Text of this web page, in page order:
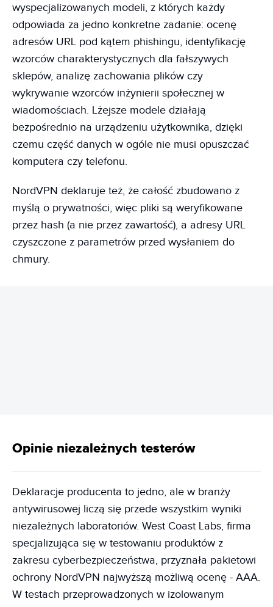
wyspecjalizowanych modeli, z których każdy
odpowiada za jedno konkretne zadanie: ocenę
adresów URL pod kątem phishingu, identyfikację
wzorców charakterystycznych dla fałszywych
sklepów, analizę zachowania plików czy
wykrywanie wzorców inżynierii społecznej w
wiadomościach. Lżejsze modele działają
bezpośrednio na urządzeniu użytkownika, dzięki
czemu część danych w ogóle nie musi opuszczać
komputera czy telefonu.
NordVPN deklaruje też, że całość zbudowano z
myślą o prywatności, więc pliki są weryfikowane
przez hash (a nie przez zawartość), a adresy URL
czyszczone z parametrów przed wysłaniem do
chmury.
Opinie niezależnych testerów
Deklaracje producenta to jedno, ale w branży
antywirusowej liczą się przede wszystkim wyniki
niezależnych laboratoriów. West Coast Labs, firma
specjalizująca się w testowaniu produktów z
zakresu cyberbezpieczeństwa, przyznała pakietowi
ochrony NordVPN najwyższą możliwą ocenę - AAA.
W testach przeprowadzonych w izolowanym